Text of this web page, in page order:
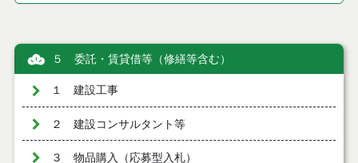
５ 委託・賃貸借等（修繕等含む）
１ 建設工事
２ 建設コンサルタント等
３ 物品購入（応募型入札）